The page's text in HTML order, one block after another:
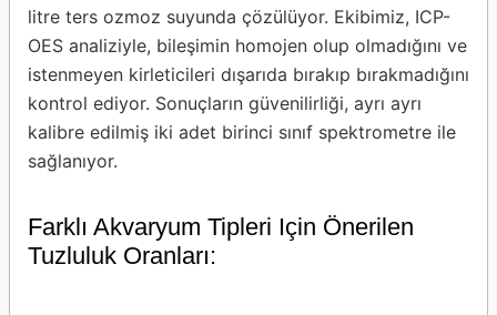
litre ters ozmoz suyunda çözülüyor. Ekibimiz, ICP-
OES analiziyle, bileşimin homojen olup olmadığını ve
istenmeyen kirleticileri dışarıda bırakıp bırakmadığını
kontrol ediyor. Sonuçların güvenilirliği, ayrı ayrı
kalibre edilmiş iki adet birinci sınıf spektrometre ile
sağlanıyor.
Farklı Akvaryum Tipleri Için Önerilen
Tuzluluk Oranları: